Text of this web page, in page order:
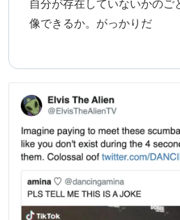
自分が存在していないかのご
像できるか。がっかりだ